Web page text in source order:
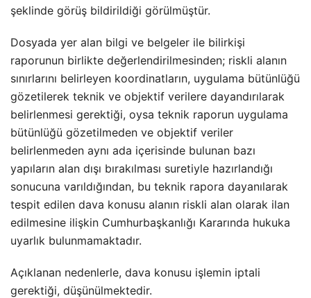
şeklinde görüş bildirildiği görülmüştür.
Dosyada yer alan bilgi ve belgeler ile bilirkişi
raporunun birlikte değerlendirilmesinden; riskli alanın
sınırlarını belirleyen koordinatların, uygulama bütünlüğü
gözetilerek teknik ve objektif verilere dayandırılarak
belirlenmesi gerektiği, oysa teknik raporun uygulama
bütünlüğü gözetilmeden ve objektif veriler
belirlenmeden aynı ada içerisinde bulunan bazı
yapıların alan dışı bırakılması suretiyle hazırlandığı
sonucuna varıldığından, bu teknik rapora dayanılarak
tespit edilen dava konusu alanın riskli alan olarak ilan
edilmesine ilişkin Cumhurbaşkanlığı Kararında hukuka
uyarlık bulunmamaktadır.
Açıklanan nedenlerle, dava konusu işlemin iptali
gerektiği, düşünülmektedir.